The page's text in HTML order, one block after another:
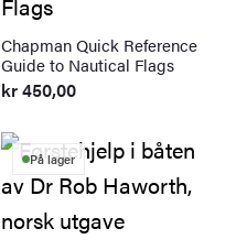
Chapman Quick Reference
Guide to Nautical Flags
kr450,00
På lager